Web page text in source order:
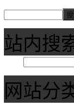
站内搜
网站分